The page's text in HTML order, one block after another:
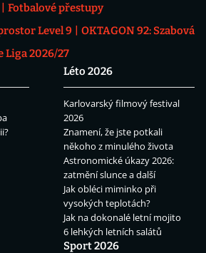
Fotbalové přestupy
Level 9
OKTAGON 92: Szabová
Liga 2026/27
Léto 2026
Karlovarský filmový festival
2026
Znamení, že jste potkali
někoho z minulého života
Astronomické úkazy 2026:
zatmění slunce a další
Jak obléci miminko při
vysokých teplotách?
Jak na dokonalé letní mojito
6 lehkých letních salátů
Sport 2026